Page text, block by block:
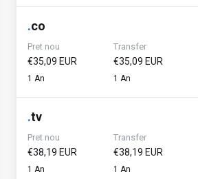
.co
Pret nou
€35,09 EUR
1 An
Transfer
€35,09 EUR
1 An
.tv
Pret nou
€38,19 EUR
1 An
Transfer
€38,19 EUR
1 An